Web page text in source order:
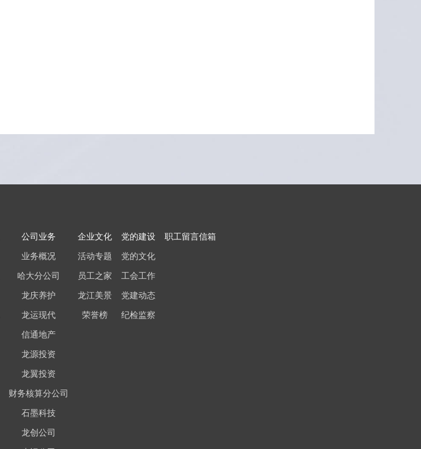
公司业务
业务概况
哈大分公司
龙庆养护
龙运现代
信通地产
龙源投资
龙翼投资
财务核算分公司
石墨科技
龙创公司
企业文化
活动专题
员工之家
龙江美景
荣誉榜
党的建设
党的文化
工会工作
党建动态
纪检监察
职工留言信箱